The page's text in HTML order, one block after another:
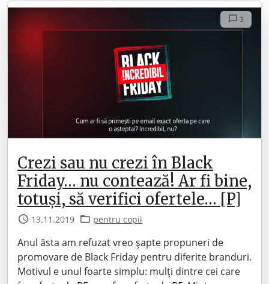
3
Crezi sau nu crezi în Black
Friday… nu contează! Ar fi bine,
totuși, să verifici ofertele… [P]
13.11.2019 pentru copii
Anul ăsta am refuzat vreo șapte propuneri de
promovare de Black Friday pentru diferite branduri.
Motivul e unul foarte simplu: mulți dintre cei care